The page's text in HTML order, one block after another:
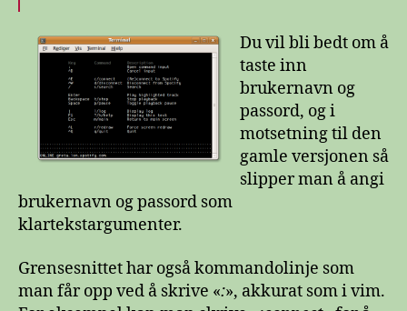
Du vil bli bedt om å
taste inn
brukernavn og
passord, og i
motsetning til den
gamle versjonen så
slipper man å angi
brukernavn og passord som
klartekstargumenter.
Grensesnittet har også kommandolinje som
man får opp ved å skrive «:», akkurat som i vim.